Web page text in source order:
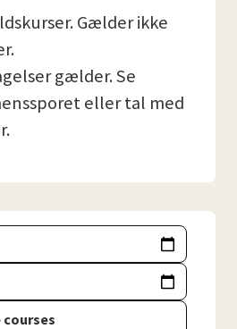
Gælder ikke
gælder. Se
eller tal med
courses